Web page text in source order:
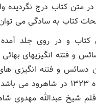
در متن کتاب درج نگردیده
کتاب به سادگی می
کتاب و در روی جلد
و فتنه انگیزیهای
دسائس و فتنه انگیزی های
آور ۱۷ مرداد ماه ۱۳۲۳ در